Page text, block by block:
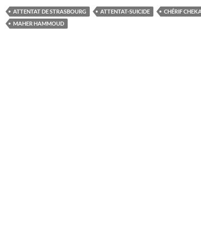
ATTENTAT DE STRASBOURG ATTENTAT-SUICIDE
CHÉRIF
MAHER HAMMOUD